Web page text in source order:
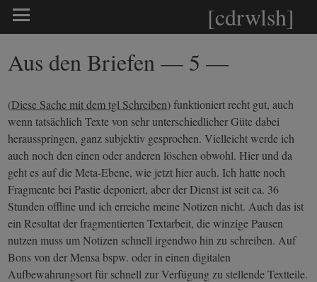
[cdrwlsh]
Aus den Briefen — 5 —
(Diese Sache mit dem tgl Schreiben) funktioniert recht gut, auch
wenn tatsächlich Texte von sehr unterschiedlicher Güte dabei
herausspringen, ganz subjektiv gesprochen. Vielleicht werde ich
auch noch den einen oder anderen löschen obwohl. Hier und da
geht es auf die Meta-Ebene, wie jetzt hier auch. Ich hatte noch
Fragmente bei Pastie deponiert, aber der Dienst ist seit ca. 36
Stunden offline und ich erreiche meine Notizen nicht. Auch das ist
ein Resultat der fragmentierten Textarbeit, die winzige Pausen
nutzen muss um Notizen schnell irgendwo hin zu schreiben. Auf
Bons von der Mensa bspw. oder in einen digitalen
Aufbewahrungsort für schnell zur Verfügung zu stellende Textteile.